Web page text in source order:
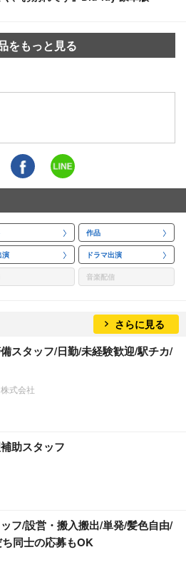
をもっと見る
作品
演 ドラマ出演
音楽配信
さらに見る
スタッフ/日勤/未経験歓迎/駅チカ/
式会社
助スタッフ
フ/設営・搬入搬出/単発/髪色自由/
同士の応募もOK